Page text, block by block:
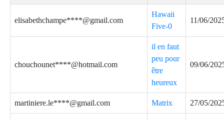
elisabethchampe****@gmail.com
Hawaii
Five-0
11/06/
chouchounet****@hotmail.com
il en faut
peu pour
être
heureux
09/06/
martiniere.le****@gmail.com Matrix 27/05/